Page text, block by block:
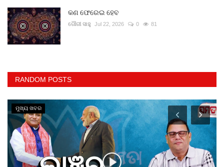
କଣ ଫେରେଇ ହେବ
ଗୌରୀ ସାହୁ Jul 22, 2026 0 81
RANDOM POSTS
ମୁଖ୍ୟ ଖବର